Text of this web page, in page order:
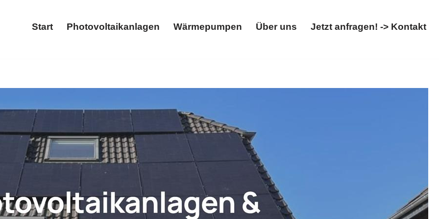
Start Photovoltaikanlagen Wärmepumpen Über uns Jetzt anfragen! -> Kontakt
✓Stromspeicher, Wärmepumpe, Photovoltaikanlage, Wallbox. ✓Wärmepumpe, ✓Solaranlage,
Sie ➡️ 𝐖𝐎𝐋𝐓𝐈𝐂𝐒, Ihr Solarprofi für 54472 Veldenz. Melden Sie sich bei uns ✉.